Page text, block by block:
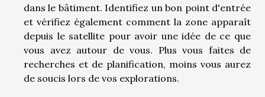
dans le bâtiment. Identifiez un bon point d'entrée
et vérifiez également comment la zone apparaît
depuis le satellite pour avoir une idée de ce que
vous avez autour de vous. Plus vous faites de
recherches et de planification, moins vous aurez
de soucis lors de vos explorations.